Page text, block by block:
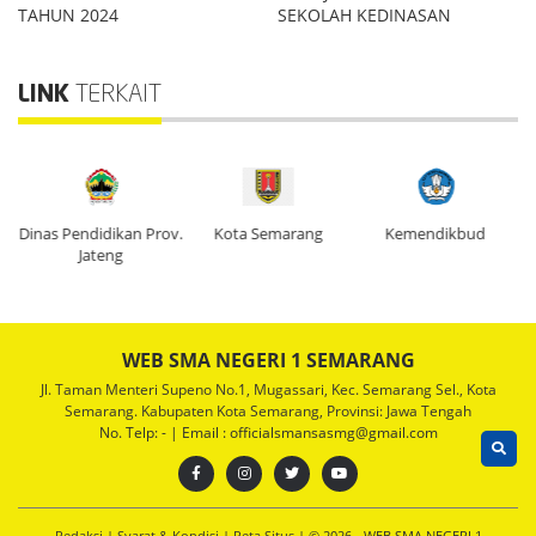
TAHUN 2024
SEKOLAH KEDINASAN
LINK TERKAIT
Dinas Pendidikan Prov.
Jateng
Kota Semarang Kemendikbud
WEB SMA NEGERI 1 SEMARANG
Jl. Taman Menteri Supeno No.1, Mugassari, Kec. Semarang Sel., Kota
Semarang. Kabupaten Kota Semarang, Provinsi: Jawa Tengah
No. Telp: - | Email : officialsmansasmg@gmail.com